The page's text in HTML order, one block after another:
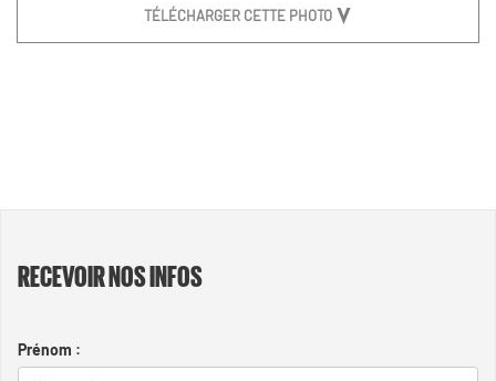
TÉLÉCHARGER CETTE PHOTO
RECEVOIR NOS INFOS
Prénom :